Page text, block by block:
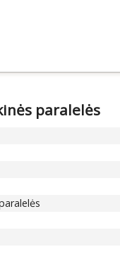
paralelės